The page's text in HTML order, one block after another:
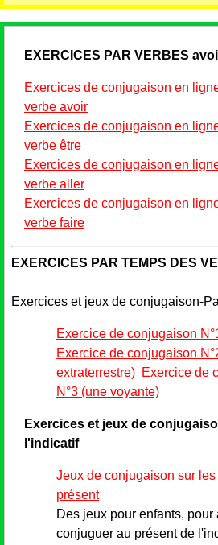
EXERCICES PAR VERBES
Exercices de conjugaison en
verbe avoir
Exercices de conjugaison en
verbe être
Exercices de conjugaison en
verbe aller
Exercices de conjugaison en
verbe faire
EXERCICES PAR TEMPS DES
Exercices et jeux de conjugaison-
Exercice de conjugaison
Exercice de conjugaison
extraterrestre) Exercice de
N°3 (une voyante)
Exercices et jeux de
l'indicatif
Jeux de conjugaison sur les
présent
Des jeux pour enfants, pour
conjuguer au présent de